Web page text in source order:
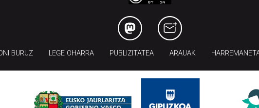
BURUZ LEGE OHARRA PUBLIZITATEA ARAUAK